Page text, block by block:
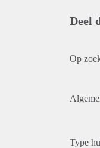
Deel
Op
Type